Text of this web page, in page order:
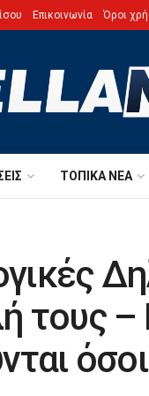
Επικοινωνία Όροι
ΤΟΠΙΚΆ ΝΈΑ
τους